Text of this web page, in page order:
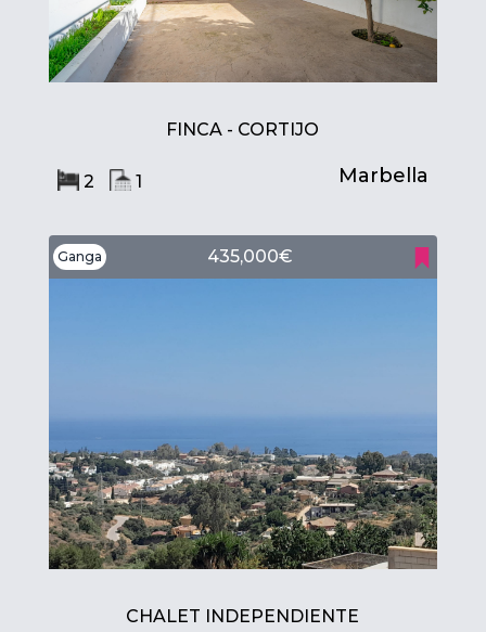
FINCA - CORTIJO
2 1 Marbella
Ganga 435,000€
CHALET INDEPENDIENTE